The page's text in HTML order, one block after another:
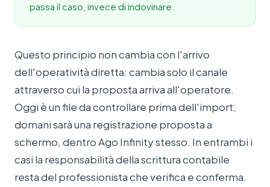
passa il caso, invece di indovinare.
Questo principio non cambia con l'arrivo
dell'operatività diretta: cambia solo il canale
attraverso cui la proposta arriva all'operatore.
Oggi è un file da controllare prima dell'import;
domani sarà una registrazione proposta a
schermo, dentro Ago Infinity stesso. In entrambi i
casi la responsabilità della scrittura contabile
resta del professionista che verifica e conferma.